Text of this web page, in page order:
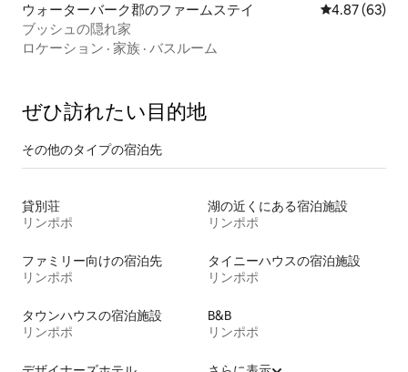
ウォーターバーク郡のファームステイ レビュー63
4.87 (63)
ブッシュの隠れ家
ロケーション · 家族 · バスルーム
ぜひ訪⁠れ⁠た⁠い目⁠的⁠地
その他のタ⁠イ⁠プ⁠の宿⁠泊⁠先
貸別荘
リンポポ
湖の近くにある宿泊施設
リンポポ
ファミリー向けの宿泊先
リンポポ
タイニーハウスの宿泊施設
リンポポ
タウンハウスの宿泊施設
リンポポ
B&B
リンポポ